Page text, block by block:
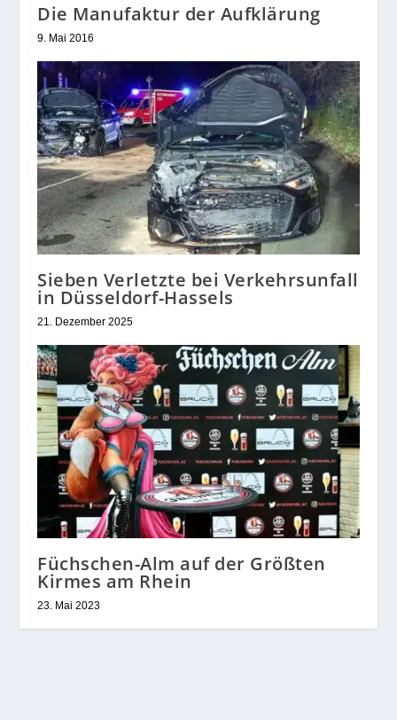
Die Manufaktur der Aufklärung
9. Mai 2016
Sieben Verletzte bei Verkehrsunfall
in Düsseldorf-Hassels
21. Dezember 2025
Füchschen-Alm auf der Größten
Kirmes am Rhein
23. Mai 2023